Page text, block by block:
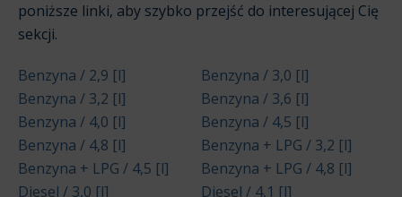
poniższe linki, aby szybko przejść do interesującej Cię
sekcji.
Benzyna / 2,9 [l]
Benzyna / 3,0 [l]
Benzyna / 3,2 [l]
Benzyna / 3,6 [l]
Benzyna / 4,0 [l]
Benzyna / 4,5 [l]
Benzyna / 4,8 [l]
Benzyna + LPG / 3,2 [l]
Benzyna + LPG / 4,5 [l]
Benzyna + LPG / 4,8 [l]
Diesel / 3,0 [l]
Diesel / 4,1 [l]